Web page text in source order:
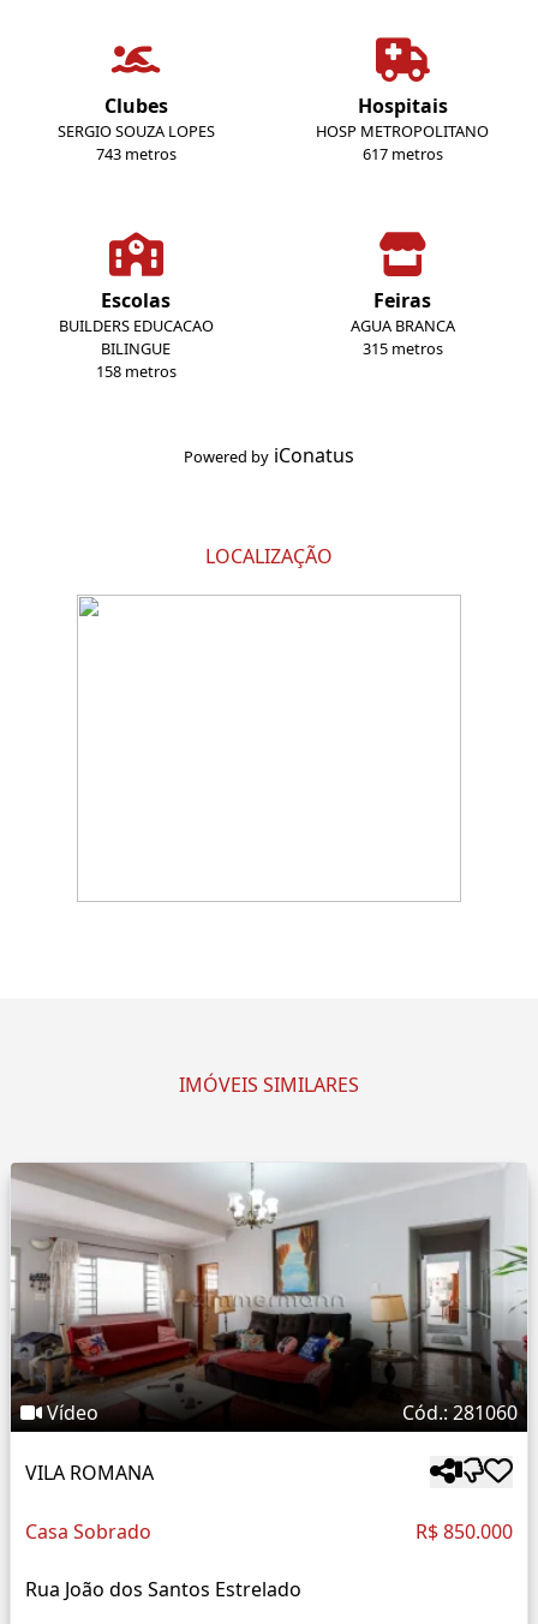
Clubes
SERGIO SOUZA LOPES
743 metros
Hospitais
HOSP METROPOLITANO
617 metros
Escolas
BUILDERS EDUCACAO
BILINGUE
158 metros
Feiras
AGUA BRANCA
315 metros
Powered by iConatus
LOCALIZAÇÃO
IMÓVEIS SIMILARES
Vídeo Cód.: 281060
VILA ROMANA
Casa Sobrado R$ 850.000
Rua João dos Santos Estrelado